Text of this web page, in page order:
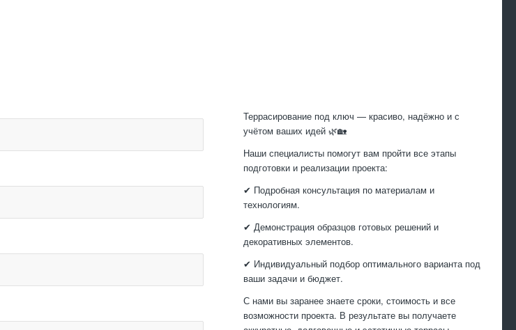
Террасирование под ключ — красиво, надёжно и с
учётом ваших идей 🌿🏡
Наши специалисты помогут вам пройти все этапы
подготовки и реализации проекта:
✔ Подробная консультация по материалам и
технологиям.
✔ Демонстрация образцов готовых решений и
декоративных элементов.
✔ Индивидуальный подбор оптимального варианта под
ваши задачи и бюджет.
С нами вы заранее знаете сроки, стоимость и все
возможности проекта. В результате вы получаете